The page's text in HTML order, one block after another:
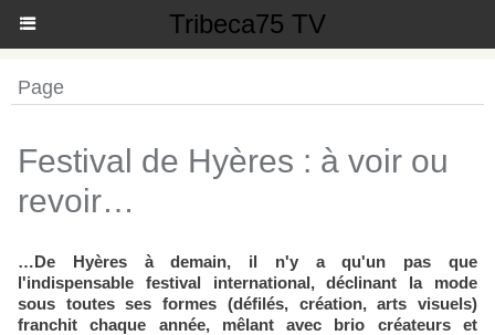
Tribeca75 TV
Page
Festival de Hyères : à voir ou
revoir…
…De Hyères à demain, il n'y a qu'un pas que
l'indispensable festival international, déclinant la mode
sous toutes ses formes (défilés, création, arts visuels)
franchit chaque année, mêlant avec brio créateurs et